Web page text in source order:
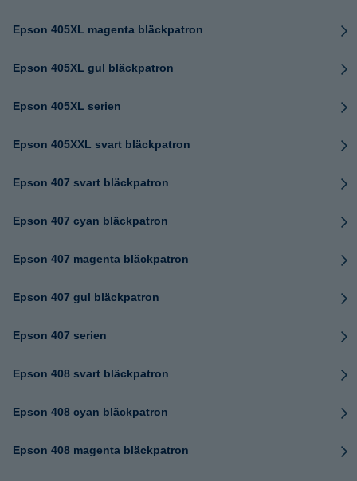
Epson 405XL magenta bläckpatron
Epson 405XL gul bläckpatron
Epson 405XL serien
Epson 405XXL svart bläckpatron
Epson 407 svart bläckpatron
Epson 407 cyan bläckpatron
Epson 407 magenta bläckpatron
Epson 407 gul bläckpatron
Epson 407 serien
Epson 408 svart bläckpatron
Epson 408 cyan bläckpatron
Epson 408 magenta bläckpatron